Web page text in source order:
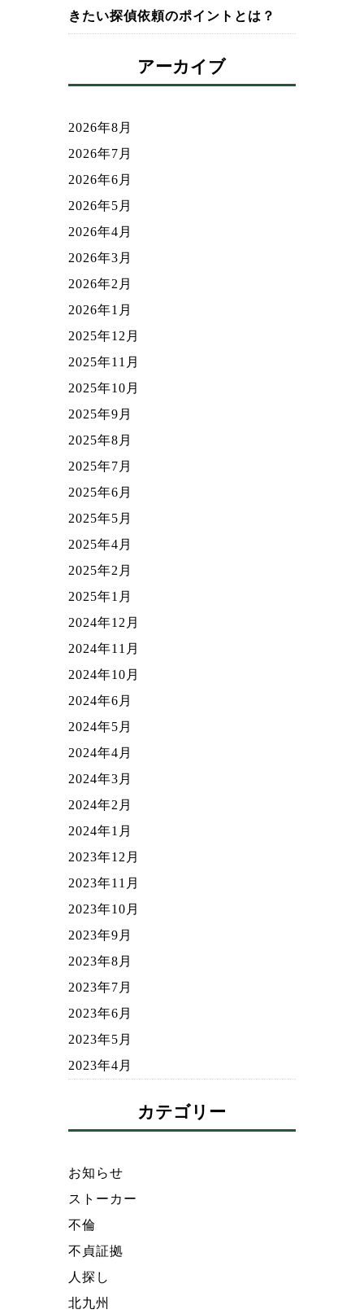
きたい探偵依頼のポイントとは？
アーカイブ
2026年8月
2026年7月
2026年6月
2026年5月
2026年4月
2026年3月
2026年2月
2026年1月
2025年12月
2025年11月
2025年10月
2025年9月
2025年8月
2025年7月
2025年6月
2025年5月
2025年4月
2025年2月
2025年1月
2024年12月
2024年11月
2024年10月
2024年6月
2024年5月
2024年4月
2024年3月
2024年2月
2024年1月
2023年12月
2023年11月
2023年10月
2023年9月
2023年8月
2023年7月
2023年6月
2023年5月
2023年4月
カテゴリー
お知らせ
ストーカー
不倫
不貞証拠
人探し
北九州